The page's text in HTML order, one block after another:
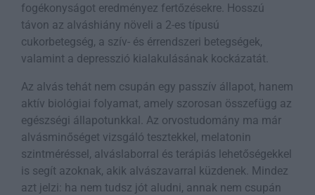
fogékonyságot eredményez fertőzésekre. Hosszú
távon az alváshiány növeli a 2-es típusú
cukorbetegség, a szív- és érrendszeri betegségek,
valamint a depresszió kialakulásának kockázatát.
Az alvás tehát nem csupán egy passzív állapot, hanem
aktív biológiai folyamat, amely szorosan összefügg az
egészségi állapotunkkal. Az orvostudomány ma már
alvásminőséget vizsgáló tesztekkel, melatonin
szintméréssel, alváslaborral és terápiás lehetőségekkel
is segít azoknak, akik alvászavarral küzdenek. Mindez
azt jelzi: ha nem tudsz jót aludni, annak nem csupán